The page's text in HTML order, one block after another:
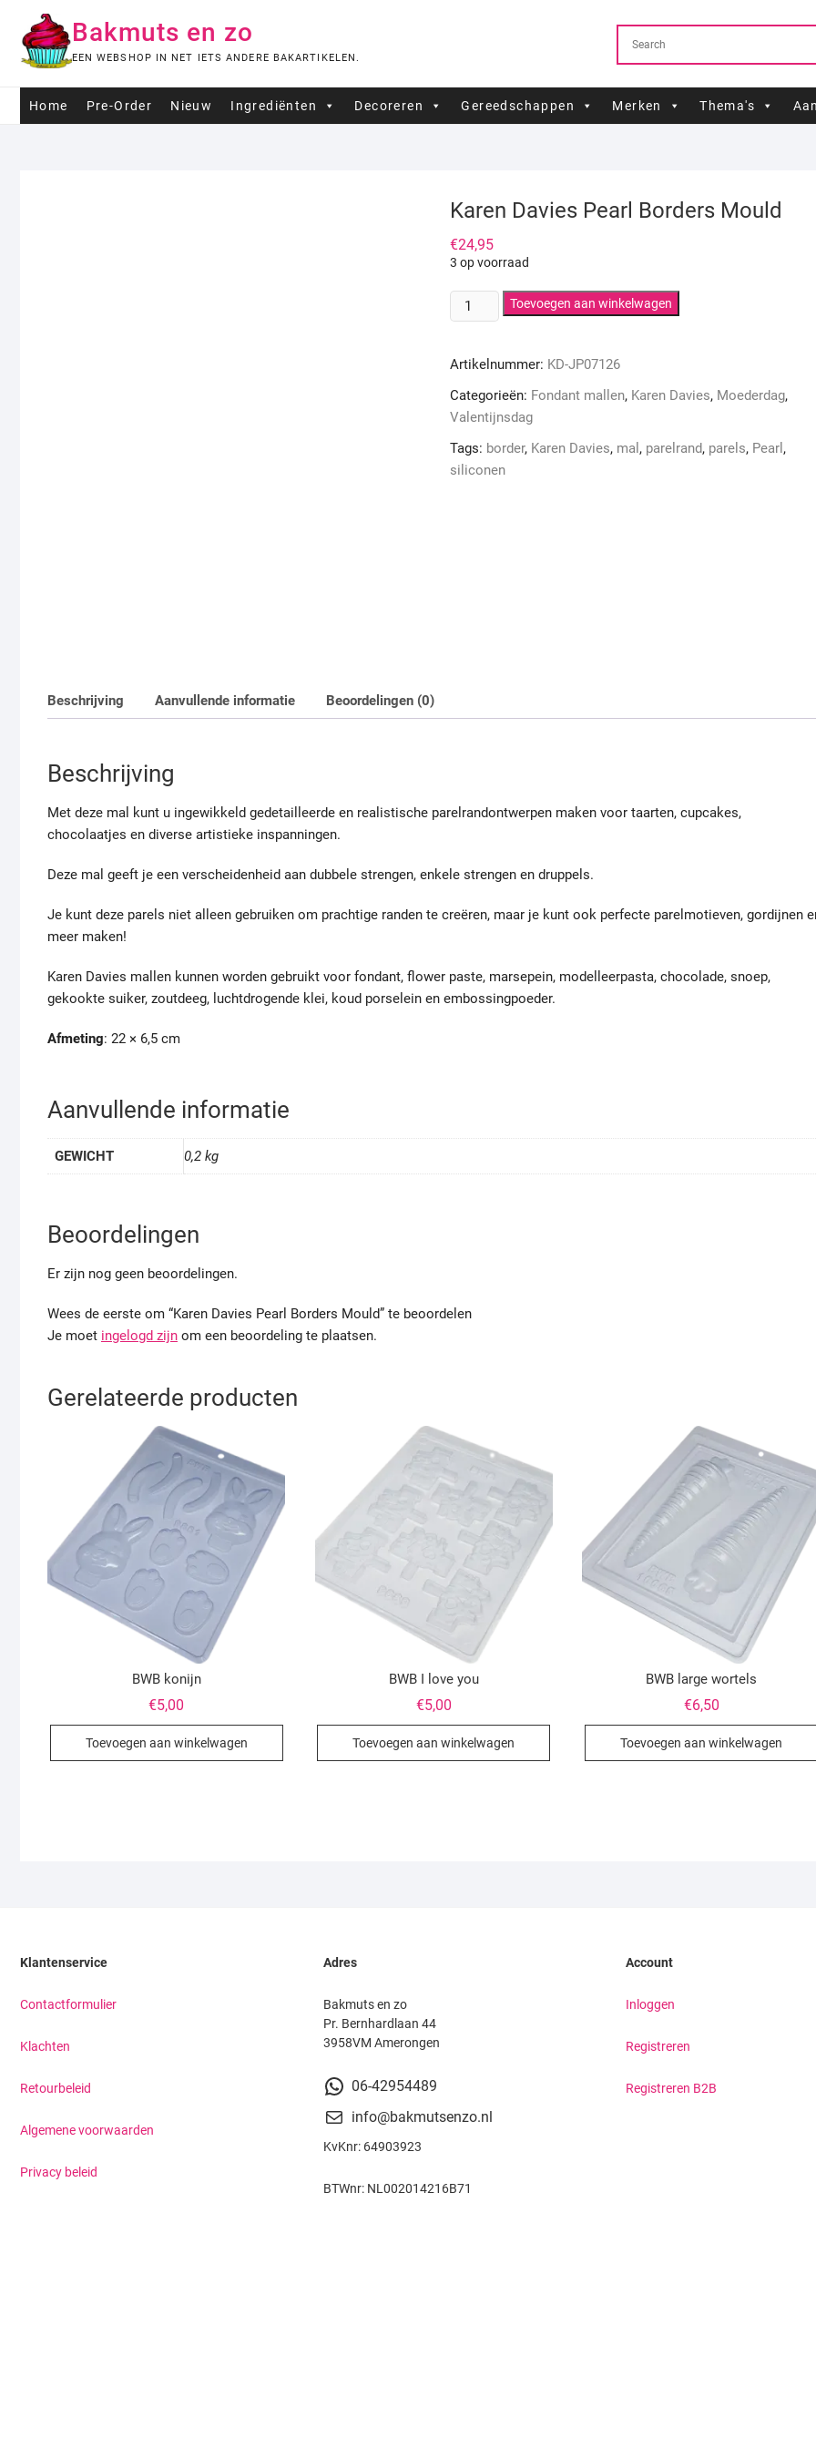
naar
Bakmuts en zo
EEN WEBSHOP IN NET IETS ANDERE BAKARTIKELEN.
Home Pre-Order Nieuw Ingrediënten Decoreren Gereedschappen Merken Thema's
Karen Davies Pearl Borders Mould
€24,95
3 op voorraad
Karen
Davies
Borders
Mould
aantal
Toevoegen aan winkelwagen
Artikelnummer: KD-JP07126
Categorieën: Fondant mallen, Karen Davies, Moederdag,
Valentijnsdag
Tags: border, Karen Davies, mal , parelrand, parels, Pearl ,
siliconen
Beschrijving Aanvullende informatie Beoordelingen (0)
Beschrijving
Met deze mal kunt u ingewikkeld gedetailleerde en realistische parelrandontwerpen maken voor taarten, cupcakes,
chocolaatjes en diverse artistieke inspanningen.
Deze mal geeft je een verscheidenheid aan dubbele strengen, enkele strengen en druppels.
Je kunt deze parels niet alleen gebruiken om prachtige randen te creëren, maar je kunt ook perfecte parelmotieven, gordijnen
meer maken!
Karen Davies mallen kunnen worden gebruikt voor fondant, flower paste, marsepein, modelleerpasta, chocolade, snoep,
gekookte suiker, zoutdeeg, luchtdrogende klei, koud porselein en embossingpoeder.
Afmeting: 22 × 6,5 cm
Aanvullende informatie
GEWICHT 0,2 kg
Beoordelingen
Er zijn nog geen beoordelingen.
Wees de eerste om “Karen Davies Pearl Borders Mould” te beoordelen
Je moet ingelogd zijn om een beoordeling te plaatsen.
Gerelateerde producten
BWB konijn
€5,00
Toevoegen aan winkelwagen
BWB I love you
€5,00
Toevoegen aan winkelwagen
BWB large wortels
€6,50
Toevoegen aan winkelwagen
Klantenservice
Contactformulier
Klachten
Retourbeleid
Algemene voorwaarden
Privacy beleid
Adres
Bakmuts en zo
Pr. Bernhardlaan 44
3958VM Amerongen
06-42954489
info@bakmutsenzo.nl
KvKnr: 64903923
BTWnr: NL002014216B71
Account
Inloggen
Registreren
Registreren B2B